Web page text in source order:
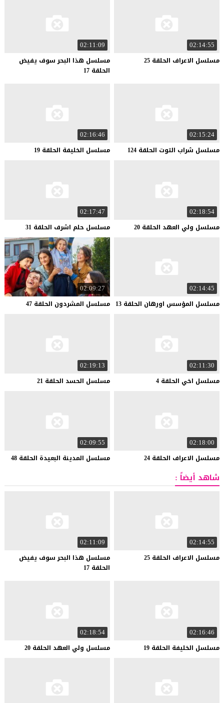
02:14:55
مسلسل الاعراف الحلقة 25
02:11:09
مسلسل هذا البحر سوف يفيض
الحلقة 17
02:15:24
مسلسل شراب التوت الحلقة 124
02:16:46
مسلسل الخليفة الحلقة 19
02:18:54
مسلسل ولي العهد الحلقة 20
02:17:47
مسلسل حلم اشرف الحلقة 31
02:14:45
مسلسل المؤسس اورهان الحلقة 13
02:09:27
مسلسل المشردون الحلقة 47
02:11:30
مسلسل اخي الحلقة 4
02:19:13
مسلسل الحسد الحلقة 21
02:18:00
مسلسل الاعراف الحلقة 24
02:09:55
مسلسل المدينة البعيدة الحلقة 48
شاهد أيضاً :
02:14:55
مسلسل الاعراف الحلقة 25
02:11:09
مسلسل هذا البحر سوف يفيض
الحلقة 17
02:16:46
مسلسل الخليفة الحلقة 19
02:18:54
مسلسل ولي العهد الحلقة 20